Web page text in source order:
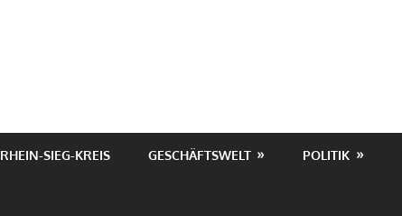
RHEIN-SIEG-KREIS GESCHÄFTSWELT POLITIK